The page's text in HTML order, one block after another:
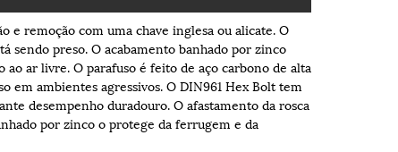
e remoção com uma chave inglesa ou alicate. O
sendo preso. O acabamento banhado por zinco
ar livre. O parafuso é feito de aço carbono de alta
em ambientes agressivos. O DIN961 Hex Bolt tem
desempenho duradouro. O afastamento da rosca
por zinco o protege da ferrugem e da